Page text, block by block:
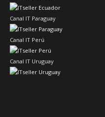
Canal IT Paraguay
Canal IT Perú
Canal IT Uruguay